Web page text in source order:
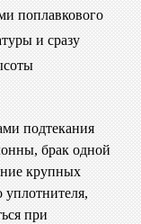
поплавкового
и сразу
подтекания
брак одной
крупных
уплотнителя,
при